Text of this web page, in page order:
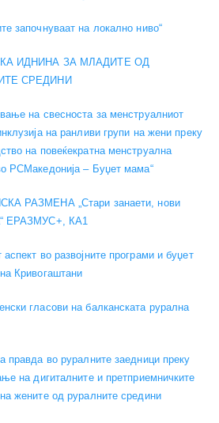
започнуваат на локално ниво“
ИДНИНА ЗА МЛАДИТЕ ОД
СРЕДИНИ
на свесноста за менструалниот
на ранливи групи на жени преку
на повеќекратна менструална
РСМакедонија – Буџет мама“
РАЗМЕНА „Стари занаети, нови
ЕРАЗМУС+, КА1
аспект во развојните програми и буџет
Кривогаштани
гласови на балканската рурална
правда во руралните заедници преку
на дигиталните и претприемничките
жените од руралните средини